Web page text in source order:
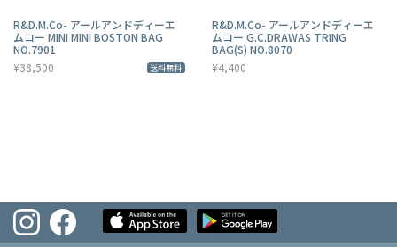
R&D.M.Co- アールアンドディーエ
ムコー MINI MINI BOSTON BAG
NO.7901
¥38,500
送料無料
R&D.M.Co- アールアンドディーエ
ムコー G.C.DRAWAS TRING
BAG(S) NO.8070
¥4,400